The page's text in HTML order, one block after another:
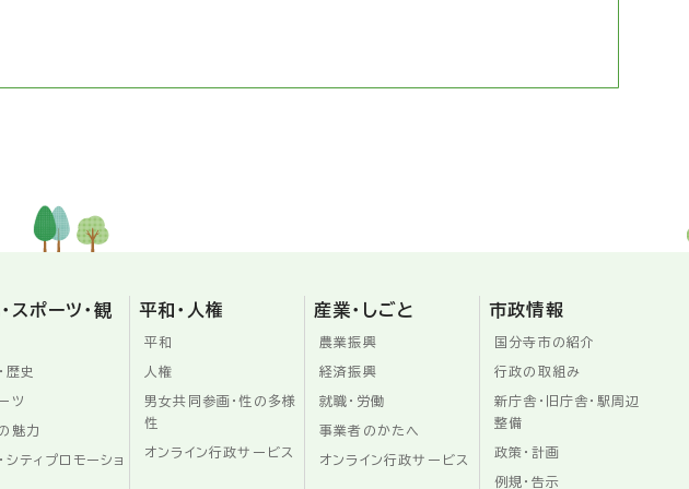
スポーツ・観
歴史
ツ
魅力
シティプロモーショ
平和・人権
平和
人権
男女共同参画・性の多様
性
オンライン行政サービス
産業・しごと
農業振興
経済振興
就職・労働
事業者のかたへ
オンライン行政サービス
市政情報
国分寺市の紹介
行政の取組み
新庁舎・旧庁舎・駅周辺
整備
政策・計画
例規・告示